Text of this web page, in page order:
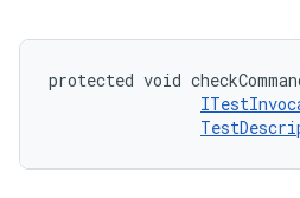
protected void